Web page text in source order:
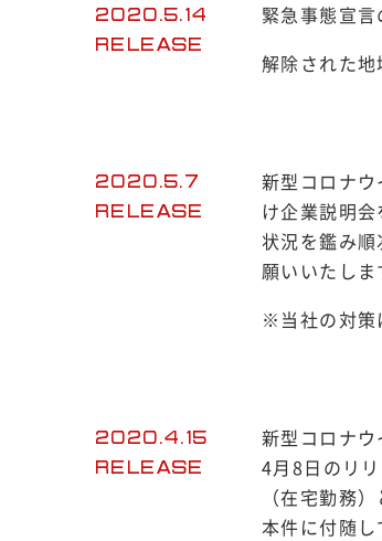
2020.5.14
RELEASE
緊急事態宣
解除された
2020.5.7
RELEASE
新型コロナ
け企業説明
状況を鑑み
願いいたしま
※当社の対策
2020.4.15
RELEASE
新型コロナ
4月8日のリ
（在宅勤務
本件に付随し